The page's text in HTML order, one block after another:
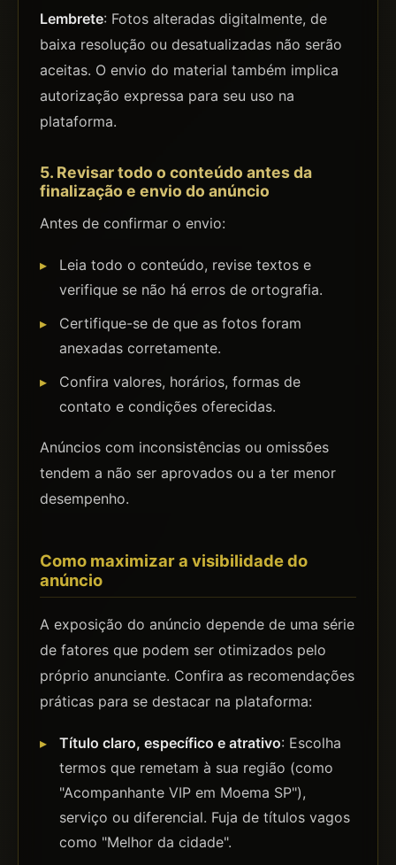
Lembrete: Fotos alteradas digitalmente, de
baixa resolução ou desatualizadas não serão
aceitas. O envio do material também implica
autorização expressa para seu uso na
plataforma.
5. Revisar todo o conteúdo antes da
finalização e envio do anúncio
Antes de confirmar o envio:
Leia todo o conteúdo, revise textos e
verifique se não há erros de ortografia.
Certifique-se de que as fotos foram
anexadas corretamente.
Confira valores, horários, formas de
contato e condições oferecidas.
Anúncios com inconsistências ou omissões
tendem a não ser aprovados ou a ter menor
desempenho.
Como maximizar a visibilidade do
anúncio
A exposição do anúncio depende de uma série
de fatores que podem ser otimizados pelo
próprio anunciante. Confira as recomendações
práticas para se destacar na plataforma:
Título claro, específico e atrativo: Escolha
termos que remetam à sua região (como
"Acompanhante VIP em Moema SP"),
serviço ou diferencial. Fuja de títulos vagos
como "Melhor da cidade".